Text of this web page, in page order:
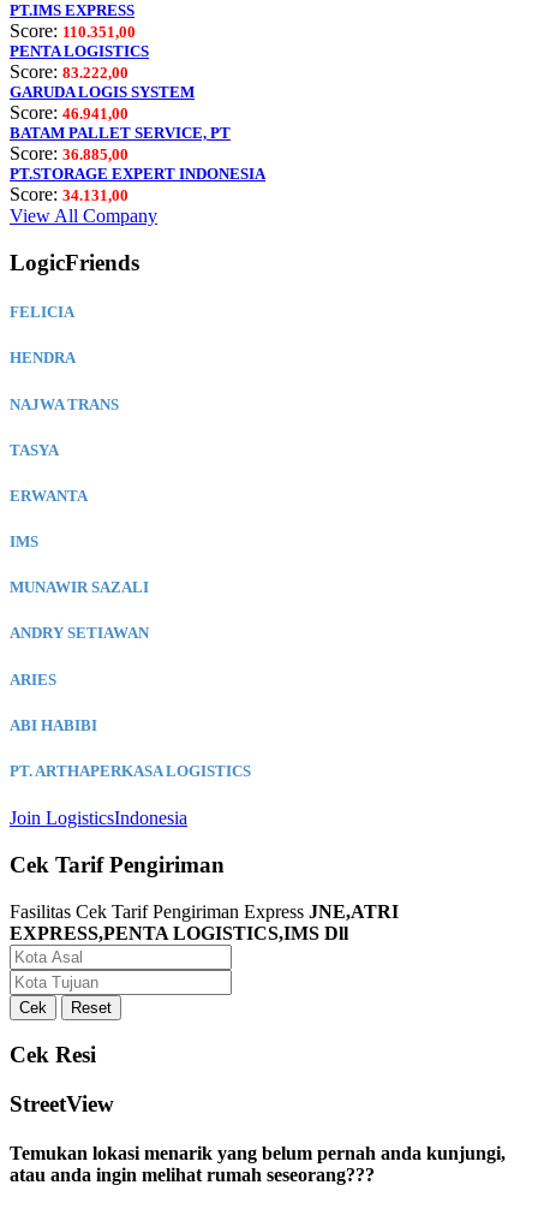
PT.IMS EXPRESS
Score: 110.351,00
PENTA LOGISTICS
Score: 83.222,00
GARUDA LOGIS SYSTEM
Score: 46.941,00
BATAM PALLET SERVICE, PT
Score: 36.885,00
PT.STORAGE EXPERT INDONESIA
Score: 34.131,00
View All Company
LogicFriends
FELICIA
HENDRA
NAJWA TRANS
TASYA
ERWANTA
IMS
MUNAWIR SAZALI
ANDRY SETIAWAN
ARIES
ABI HABIBI
PT. ARTHAPERKASA LOGISTICS
Join LogisticsIndonesia
Cek Tarif Pengiriman
Fasilitas Cek Tarif Pengiriman Express JNE,ATRI
EXPRESS,PENTA LOGISTICS,IMS Dll
Cek Resi
StreetView
Temukan lokasi menarik yang belum pernah anda kunjungi,
atau anda ingin melihat rumah seseorang???